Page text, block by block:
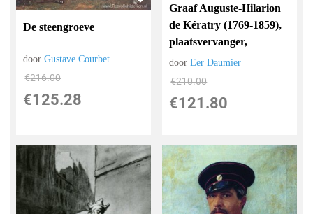
De steengroeve
doorGustave Courbet
€216.00
€125.28
Graaf Auguste-Hilarion
de Kératry (1769-1859),
plaatsvervanger,
doorEer Daumier
€210.00
€121.80